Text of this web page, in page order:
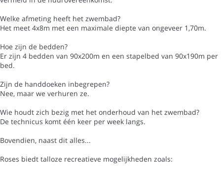
Welke afmeting heeft het zwembad?
Het meet 4x8m met een maximale diepte van ongeveer 1,70m.
Hoe zijn de bedden?
Er zijn 4 bedden van 90x200m en een stapelbed van 90x190m per
bed.
Zijn de handdoeken inbegrepen?
Nee, maar we verhuren ze.
Wie houdt zich bezig met het onderhoud van het zwembad?
De technicus komt één keer per week langs.
Bovendien, naast dit alles...
Roses biedt talloze recreatieve mogelijkheden zoals: